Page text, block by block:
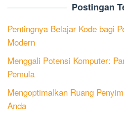
Postingan
Pentingnya Belajar Kode bagi
Modern
Menggali Potensi Komputer:
Pemula
Mengoptimalkan Ruang
Anda